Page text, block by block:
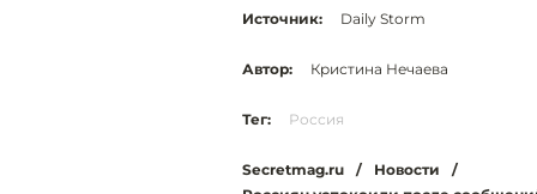
Источник: Daily Storm
Автор: Кристина Нечаева
Тег: Россия
Secretmag.ru / Новости
/